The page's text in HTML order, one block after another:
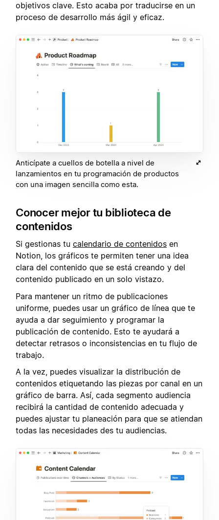
objetivos clave. Esto acaba por traducirse en un
proceso de desarrollo más ágil y eficaz.
Anticípate a cuellos de botella a nivel de
lanzamientos en tu programación de productos
con una imagen sencilla como esta.
Conocer mejor tu biblioteca de
contenidos
Si gestionas tu calendario de contenidos en
Notion, los gráficos te permiten tener una idea
clara del contenido que se está creando y del
contenido publicado en un solo vistazo.
Para mantener un ritmo de publicaciones
uniforme, puedes usar un gráfico de línea que te
ayuda a dar seguimiento y programar la
publicación de contenido. Esto te ayudará a
detectar retrasos o inconsistencias en tu flujo de
trabajo.
A la vez, puedes visualizar la distribución de
contenidos etiquetando las piezas por canal en un
gráfico de barra. Así, cada segmento audiencia
recibirá la cantidad de contenido adecuada y
puedes ajustar tu planeación para que se atiendan
todas las necesidades des tu audiencias.